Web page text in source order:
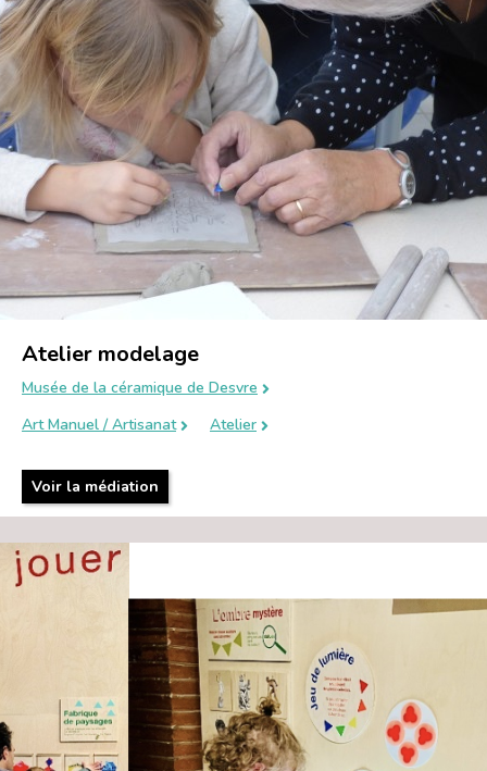
Atelier modelage
Musée de la céramique de Desvre
Art Manuel / Artisanat
Atelier
Voir la médiation